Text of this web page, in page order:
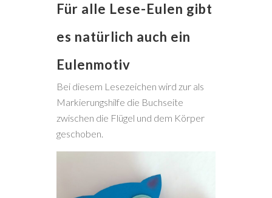
Für alle Lese-Eulen gibt
es natürlich auch ein
Eulenmotiv
Bei diesem Lesezeichen wird zur als
Markierungshilfe die Buchseite
zwischen die Flügel und dem Körper
geschoben.